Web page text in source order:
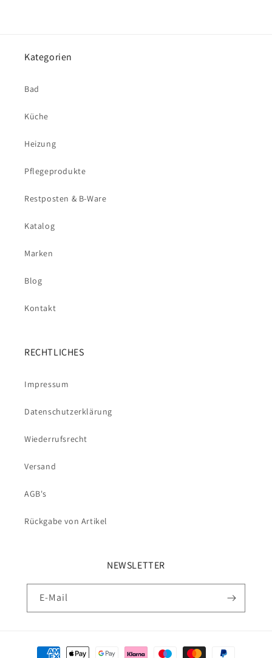
Kategorien
Bad
Küche
Heizung
Pflegeprodukte
Restposten & B-Ware
Katalog
Marken
Blog
Kontakt
RECHTLICHES
Impressum
Datenschutzerklärung
Wiederrufsrecht
Versand
AGB's
Rückgabe von Artikel
NEWSLETTER
E-Mail
Zahlungsmethoden